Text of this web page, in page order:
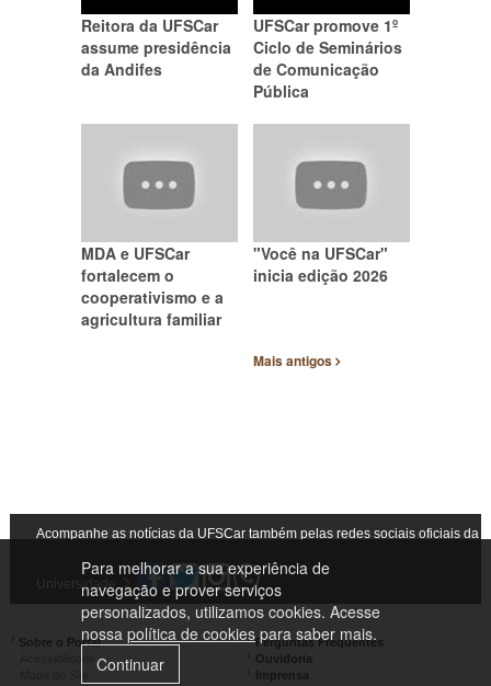
Para melhorar a sua experiência de
navegação e prover serviços
personalizados, utilizamos cookies. Acesse
nossa política de cookiespara saber mais.
Continuar
Reitora da UFSCar
assume presidência
da Andifes
UFSCar promove 1º
Ciclo de Seminários
de Comunicação
Pública
MDA e UFSCar
fortalecem o
cooperativismo e a
agricultura familiar
"Você na UFSCar"
inicia edição 2026
Mais antigos
Acompanhe as notícias da UFSCar também pelas redes sociais oficiais da
Universidade
Sobre o Portal
Perguntas Frequentes
Ouvidoria
Imprensa